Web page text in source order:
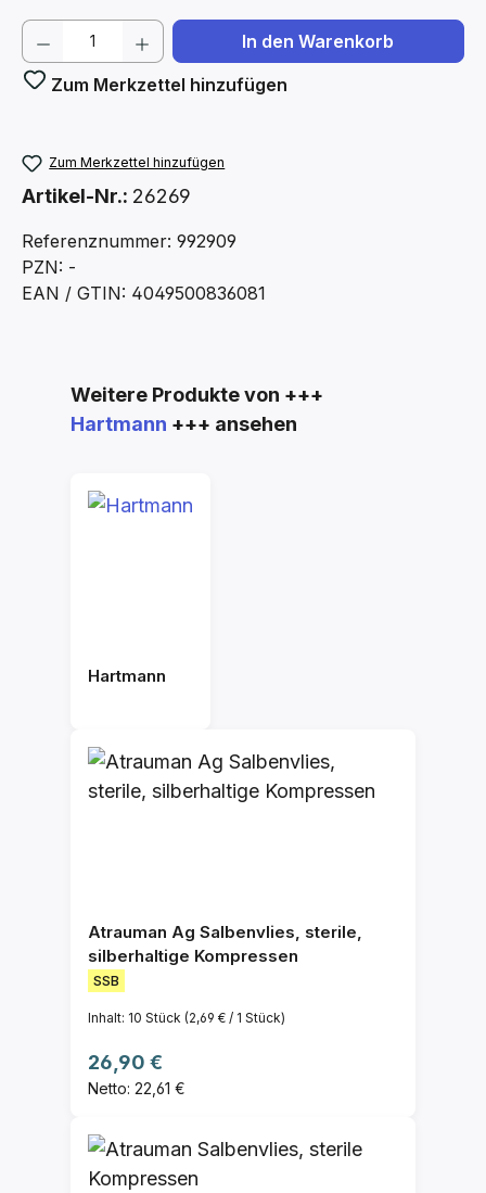
Produkt Anzahl: Gib den gewünschten
In den Warenkorb
Zum Merkzettel hinzufügen
Zum Merkzettel hinzufügen
Artikel-Nr.: 26269
Referenznummer: 992909
PZN: -
EAN / GTIN: 4049500836081
Produktgalerie überspringen
Weitere Produkte von +++
Hartmann +++ ansehen
Hartmann
Atrauman Ag Salbenvlies, sterile,
silberhaltige Kompressen
SSB
Inhalt: 10 Stück (2,69 € / 1 Stück)
Regulärer Preis:
26,90 €
Netto: 22,61 €